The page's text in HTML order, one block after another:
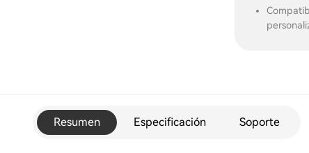
Resumen Especificación Soporte